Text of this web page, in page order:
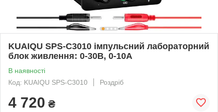
KUAIQU SPS-C3010 імпульсний лабораторний
блок живлення: 0-30В, 0-10А
В наявності
Код: KUAIQU SPS-C3010
Роздріб
4 720 ₴